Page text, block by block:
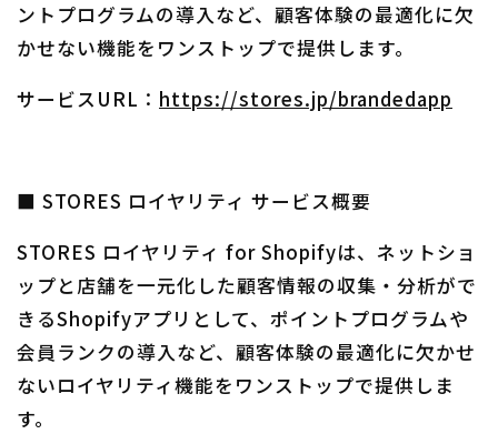
ントプログラムの導入など、顧客体験の最適化に欠
かせない機能をワンストップで提供します。
サービスURL： https://stores.jp/brandedapp
■ STORES ロイヤリティ サービス概要
STORES ロイヤリティ for Shopifyは、ネットショ
ップと店舗を一元化した顧客情報の収集・分析がで
きるShopifyアプリとして、ポイントプログラムや
会員ランクの導入など、顧客体験の最適化に欠かせ
ないロイヤリティ機能をワンストップで提供しま
す。